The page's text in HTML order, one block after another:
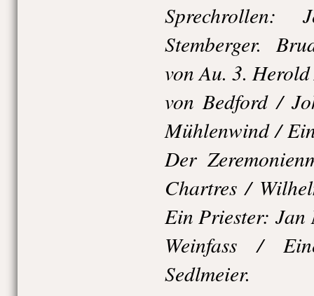
Sprechrollen:
Stemberger.
von Au. 3.
von Bedford /
Mühlenwind /
Der
Chartres /
Ein Priester:
Weinfass /
Sedlmeier.